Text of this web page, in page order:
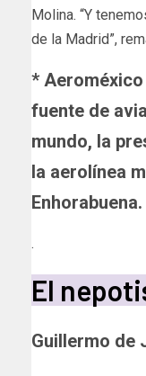
Molina. “Y
de la Madrid”,
*
fuente de
mundo, la
la aerolínea
Enhorabuena.
.
El
Guillermo de